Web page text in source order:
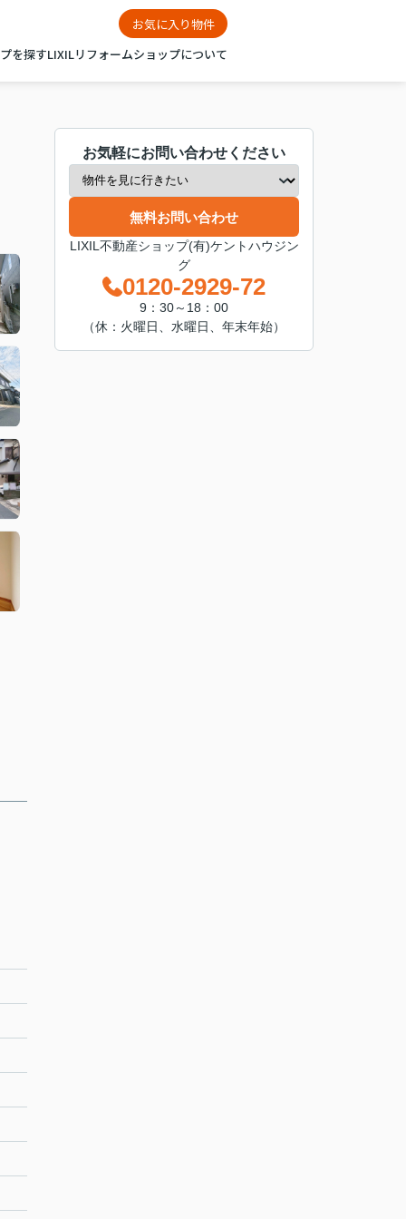
お気に入り物件
を探すLIXILリフォームショップについて
お気軽にお問い合わせください
無料お問い合わせ
LIXIL不動産ショップ(有)ケントハウジン
グ
0120-2929-72
9：30～18：00
（休：火曜日、水曜日、年末年始）